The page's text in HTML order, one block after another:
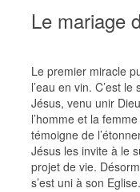
Le mariage
Le premier miracle
l’eau en vin. C’est
Jésus, venu unir
l’homme et la
témoigne de
Jésus les invite à le
projet de vie.
s’est uni à son Eglise.